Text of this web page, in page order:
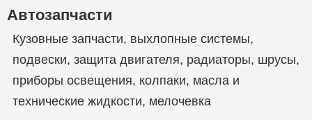
Автозапчасти
Кузовные запчасти, выхлопные системы,
подвески, защита двигателя, радиаторы, шрусы,
приборы освещения, колпаки, масла и
технические жидкости, мелочевка